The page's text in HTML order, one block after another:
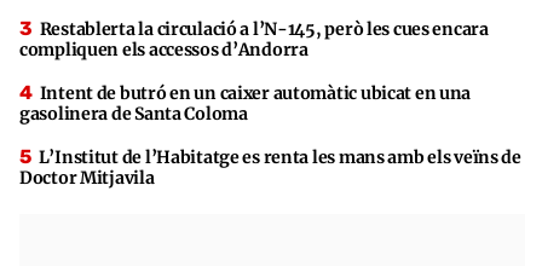
Restablerta la circulació a l’N-145, però les cues encara
compliquen els accessos d’Andorra
Intent de butró en un caixer automàtic ubicat en una
gasolinera de Santa Coloma
L’Institut de l’Habitatge es renta les mans amb els veïns de
Doctor Mitjavila